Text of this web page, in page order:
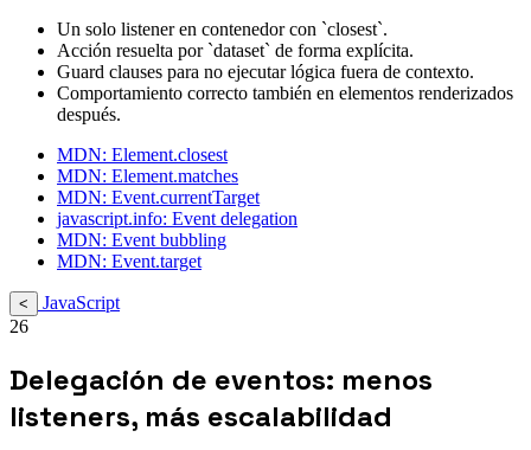
Un solo listener en contenedor con `closest`.
Acción resuelta por `dataset` de forma explícita.
Guard clauses para no ejecutar lógica fuera de contexto.
Comportamiento correcto también en elementos renderizados
después.
MDN: Element.closest
MDN: Element.matches
MDN: Event.currentTarget
javascript.info: Event delegation
MDN: Event bubbling
MDN: Event.target
<
JavaScript
26
Delegación de eventos: menos
listeners, más escalabilidad